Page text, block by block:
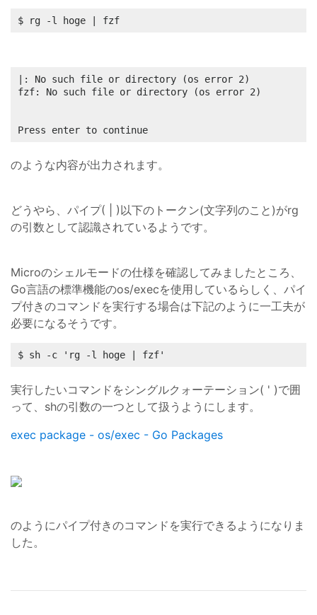
$ rg -l hoge | fzf
|: No such file or directory (os error 2)
fzf: No such file or directory (os error 2)
Press enter to continue
のような内容が出力されます。
どうやら、パイプ( | )以下のトークン(文字列のこと)がrg
の引数として認識されているようです。
Microのシェルモードの仕様を確認してみましたところ、
Go言語の標準機能のos/execを使用しているらしく、パイ
プ付きのコマンドを実行する場合は下記のように一工夫が
必要になるそうです。
$ sh -c 'rg -l hoge | fzf'
実行したいコマンドをシングルクォーテーション( ' )で囲
って、shの引数の一つとして扱うようにします。
exec package - os/exec - Go Packages
のようにパイプ付きのコマンドを実行できるようになりま
した。